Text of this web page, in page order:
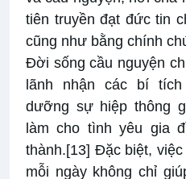
tiên truyền đạt đức tin
cũng như bằng chính
Đời sống cầu nguyện
lãnh nhận các bí
dưỡng sự hiệp thông
làm cho tình yêu gia
thành.[13] Đặc biệt, việc
mỗi ngày không chỉ